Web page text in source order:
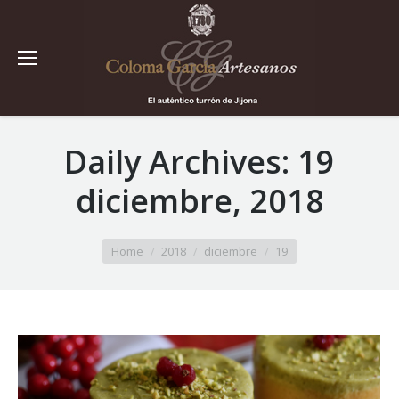
Daily Archives: 19
diciembre, 2018
Home 2018 diciembre 19